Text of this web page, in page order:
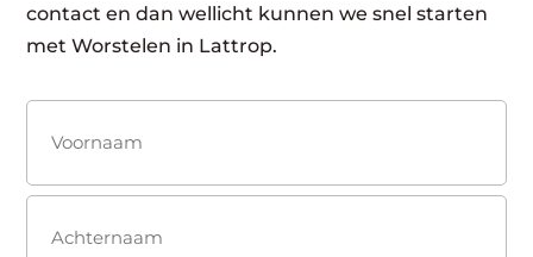
contact en dan wellicht kunnen we snel starten
met Worstelen in Lattrop.
(Vereist)
Voornaam